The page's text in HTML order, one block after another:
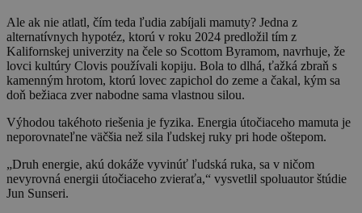
Ale ak nie atlatl, čím teda ľudia zabíjali mamuty? Jedna z
alternatívnych hypotéz, ktorú v roku 2024 predložil tím z
Kalifornskej univerzity na čele so Scottom Byramom, navrhuje, že
lovci kultúry Clovis používali kopiju. Bola to dlhá, ťažká zbraň s
kamenným hrotom, ktorú lovec zapichol do zeme a čakal, kým sa
doň bežiaca zver nabodne sama vlastnou silou.
Výhodou takéhoto riešenia je fyzika. Energia útočiaceho mamuta je
neporovnateľne väčšia než sila ľudskej ruky pri hode oštepom.
„Druh energie, akú dokáže vyvinúť ľudská ruka, sa v ničom
nevyrovná energii útočiaceho zvieraťa,“ vysvetlil spoluautor štúdie
Jun Sunseri.